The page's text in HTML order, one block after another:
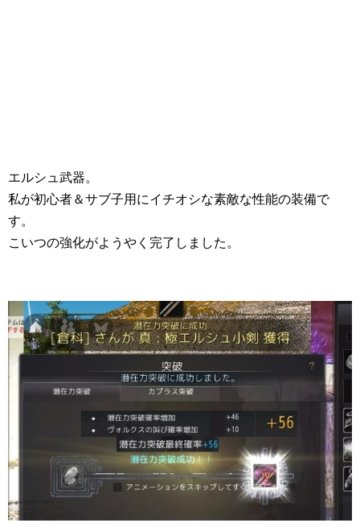
エルシュ武器。
私が初心者＆サブ子用にイチオシな素敵な性能の装備で
す。
こいつの強化がようやく完了しました。